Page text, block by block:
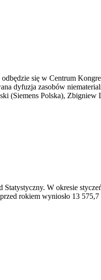
się w Centrum
dyfuzja zasobów
(Siemens Polska),
W okresie
rokiem wyniosło 13